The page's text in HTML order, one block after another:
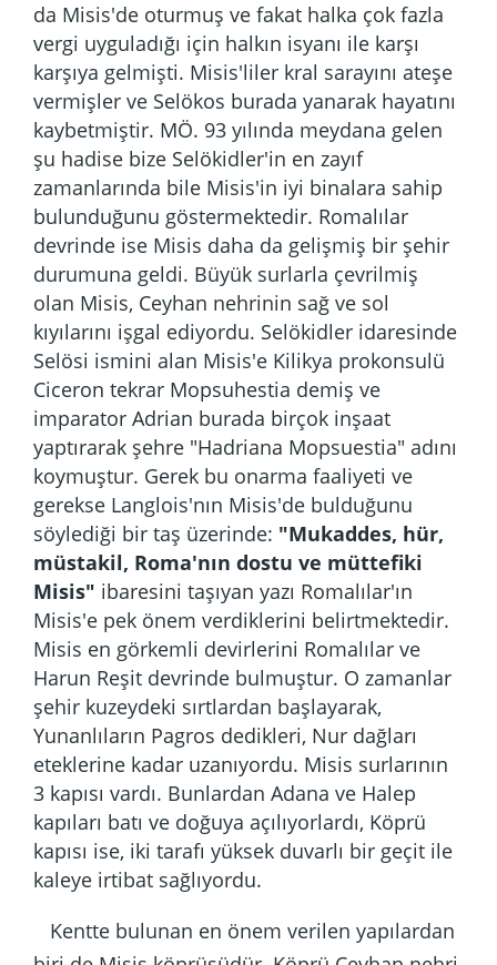
da Misis'de oturmuş ve fakat halka çok fazla
vergi uyguladığı için halkın isyanı ile karşı
karşıya gelmişti. Misis'liler kral sarayını ateşe
vermişler ve Selökos burada yanarak hayatını
kaybetmiştir. MÖ. 93 yılında meydana gelen
şu hadise bize Selökidler'in en zayıf
zamanlarında bile Misis'in iyi binalara sahip
bulunduğunu göstermektedir. Romalılar
devrinde ise Misis daha da gelişmiş bir şehir
durumuna geldi. Büyük surlarla çevrilmiş
olan Misis, Ceyhan nehrinin sağ ve sol
kıyılarını işgal ediyordu. Selökidler idaresinde
Selösi ismini alan Misis'e Kilikya prokonsulü
Ciceron tekrar Mopsuhestia demiş ve
imparator Adrian burada birçok inşaat
yaptırarak şehre "Hadriana Mopsuestia" adını
koymuştur. Gerek bu onarma faaliyeti ve
gerekse Langlois'nın Misis'de bulduğunu
söylediği bir taş üzerinde: "Mukaddes, hür,
müstakil, Roma'nın dostu ve müttefiki
Misis" ibaresini taşıyan yazı Romalılar'ın
Misis'e pek önem verdiklerini belirtmektedir.
Misis en görkemli devirlerini Romalılar ve
Harun Reşit devrinde bulmuştur. O zamanlar
şehir kuzeydeki sırtlardan başlayarak,
Yunanlıların Pagros dedikleri, Nur dağları
eteklerine kadar uzanıyordu. Misis surlarının
3 kapısı vardı. Bunlardan Adana ve Halep
kapıları batı ve doğuya açılıyorlardı, Köprü
kapısı ise, iki tarafı yüksek duvarlı bir geçit ile
kaleye irtibat sağlıyordu.
Kentte bulunan en önem verilen yapılardan